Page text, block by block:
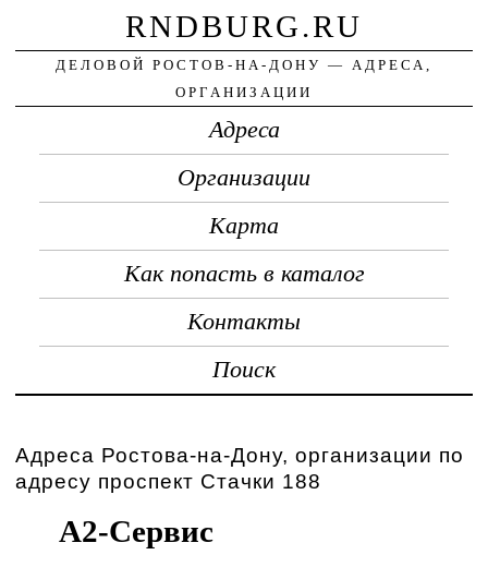
RNDBURG.RU
ДЕЛОВОЙ РОСТОВ-НА-ДОНУ — АДРЕСА,
ОРГАНИЗАЦИИ
Адреса
Организации
Карта
Как попасть в каталог
Контакты
Поиск
Адреса Ростова-на-Дону, организации по
адресу проспект Стачки 188
А2-Сервис